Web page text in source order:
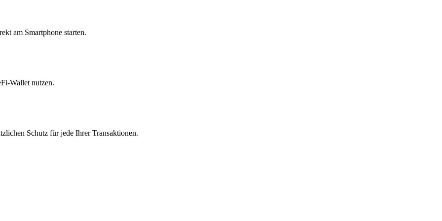
am Smartphone starten.
Wallet nutzen.
Schutz für jede Ihrer Transaktionen.